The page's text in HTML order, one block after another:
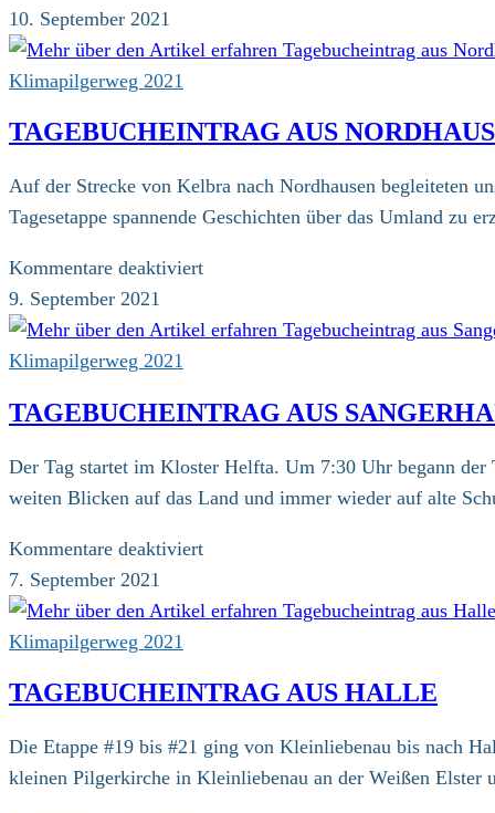
Tierisch
10. September 2021
Klimapilgerweg 2021
TAGEBUCHEINTRAG AUS
Auf der Strecke von Kelbra nach Nordhausen begleiteten
Tagesetappe spannende Geschichten über das Umland
Kommentare deaktiviertfür
aus
9. September 2021
Klimapilgerweg 2021
TAGEBUCHEINTRAG AUS
Der Tag startet im Kloster Helfta. Um 7:30 Uhr begann
weiten Blicken auf das Land und immer wieder auf alte
Kommentare deaktiviertfür
aus
7. September 2021
Klimapilgerweg 2021
TAGEBUCHEINTRAG AUS HALLE
Die Etappe #19 bis #21 ging von Kleinliebenau bis nach
kleinen Pilgerkirche in Kleinliebenau an der Weißen Elster